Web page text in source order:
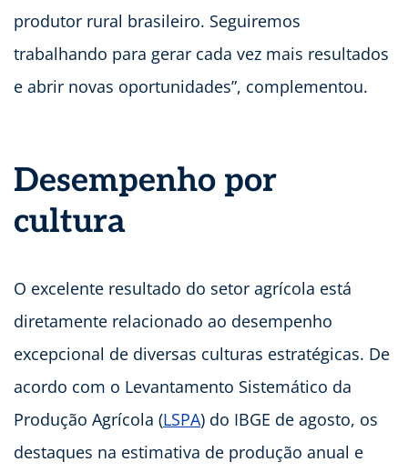
produtor rural brasileiro. Seguiremos
trabalhando para gerar cada vez mais resultados
e abrir novas oportunidades”, complementou.
Desempenho por
cultura
O excelente resultado do setor agrícola está
diretamente relacionado ao desempenho
excepcional de diversas culturas estratégicas. De
acordo com o Levantamento Sistemático da
Produção Agrícola (LSPA) do IBGE de agosto, os
destaques na estimativa de produção anual e